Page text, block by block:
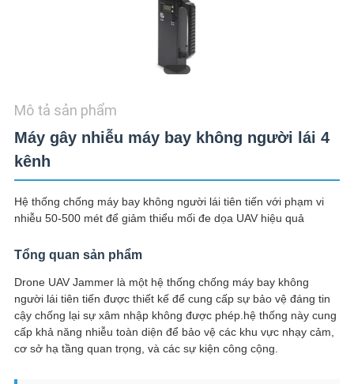
YÊU
CẦU
BÁO
GIÁ
SITEMAP
PRIVACY
POLICY
Mô tả sản phẩm
Máy gây nhiễu máy bay không người lái 4
kênh
Hệ thống chống máy bay không người lái tiên tiến với phạm vi
nhiễu 50-500 mét để giảm thiểu mối đe dọa UAV hiệu quả
Tổng quan sản phẩm
Drone UAV Jammer là một hệ thống chống máy bay không
người lái tiên tiến được thiết kế để cung cấp sự bảo vệ đáng tin
cậy chống lại sự xâm nhập không được phép.hệ thống này cung
cấp khả năng nhiễu toàn diện để bảo vệ các khu vực nhạy cảm,
cơ sở hạ tầng quan trọng, và các sự kiện công cộng.